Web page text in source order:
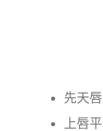
先天
上唇